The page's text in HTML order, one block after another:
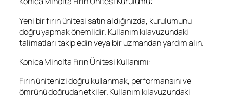
Yeni bir fırın ünitesi satın aldığınızda, kurulumunu
doğru yapmak önemlidir. Kullanım kılavuzundaki
talimatları takip edin veya bir uzmandan yardım alın.
Konica Minolta Fırın Ünitesi Kullanımı:
Fırın ünitenizi doğru kullanmak, performansını ve
ömrünü doğrudan etkiler. Kullanım kılavuzundaki